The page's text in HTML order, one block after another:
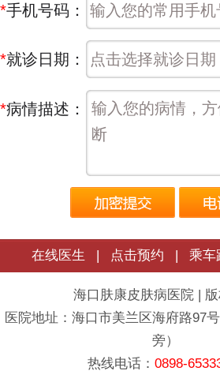
*手机号码：
*就诊日期：
*病情描述：
在线医生 | 点击预约 | 乘车
海口肤康皮肤病医院 |
医院地址：海口市美兰区海府路97
旁）
热线电话： 0898-